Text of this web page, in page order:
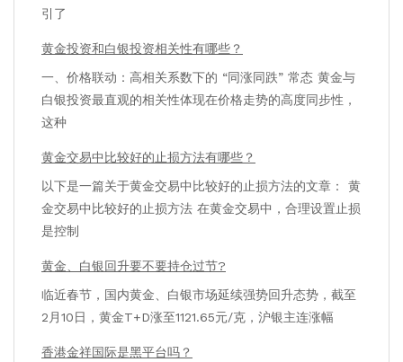
引了
黄金投资和白银投资相关性有哪些？
一、价格联动：高相关系数下的 “同涨同跌” 常态 黄金与
白银投资最直观的相关性体现在价格走势的高度同步性，
这种
黄金交易中比较好的止损方法有哪些？
以下是一篇关于黄金交易中比较好的止损方法的文章： 黄
金交易中比较好的止损方法 在黄金交易中，合理设置止损
是控制
黄金、白银回升要不要持仓过节?
临近春节，国内黄金、白银市场延续强势回升态势，截至
2月10日，黄金T+D涨至1121.65元/克，沪银主连涨幅
香港金祥国际是黑平台吗？